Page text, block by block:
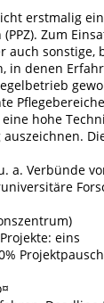
erstmalig
Zum
auch
in denen
hohe
a. Verbünde
eins